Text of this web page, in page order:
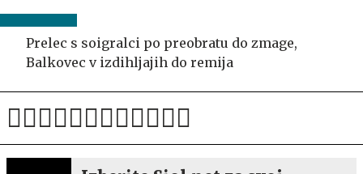
Prelec s soigralci po preobratu do zmage,
Balkovec v izdihljajih do remija